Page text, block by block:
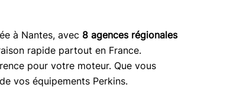
à Nantes, avec 8 agences régionales
rapide partout en France.
pour votre moteur. Que vous
vos équipements Perkins.